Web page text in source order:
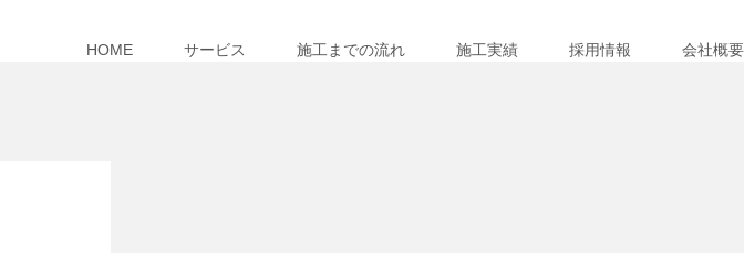
HOME サービス 施工までの流れ 施工実績 採用情報 会社概要